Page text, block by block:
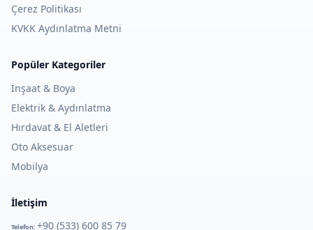
Çerez Politikası
KVKK Aydınlatma Metni
Popüler Kategoriler
İnşaat & Boya
Elektrik & Aydınlatma
Hırdavat & El Aletleri
Oto Aksesuar
Mobilya
İletişim
Telefon: +90 (533) 600 85 79